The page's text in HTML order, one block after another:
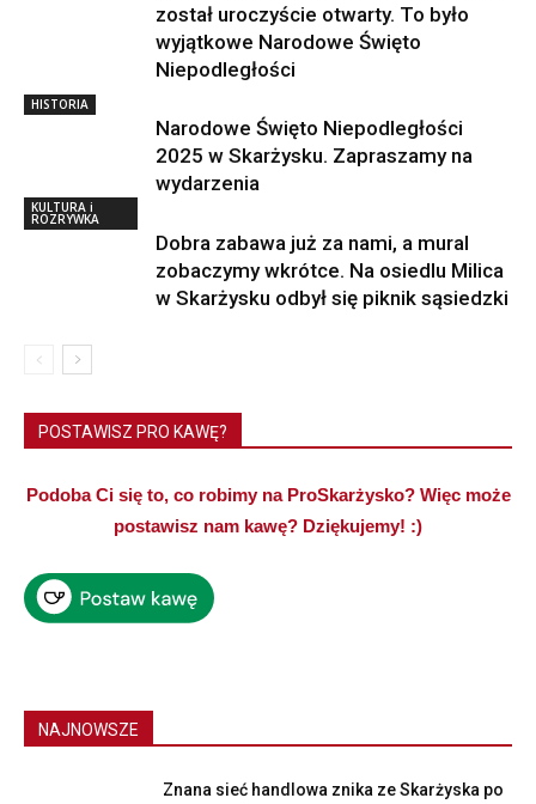
został uroczyście otwarty. To było
wyjątkowe Narodowe Święto
Niepodległości
HISTORIA
Narodowe Święto Niepodległości
2025 w Skarżysku. Zapraszamy na
wydarzenia
KULTURA i
ROZRYWKA
Dobra zabawa już za nami, a mural
zobaczymy wkrótce. Na osiedlu Milica
w Skarżysku odbył się piknik sąsiedzki
POSTAWISZ PRO KAWĘ?
Podoba Ci się to, co robimy na ProSkarżysko? Więc może
postawisz nam kawę? Dziękujemy! :)
NAJNOWSZE
Znana sieć handlowa znika ze Skarżyska po